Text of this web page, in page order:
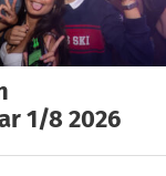
1/8 2026